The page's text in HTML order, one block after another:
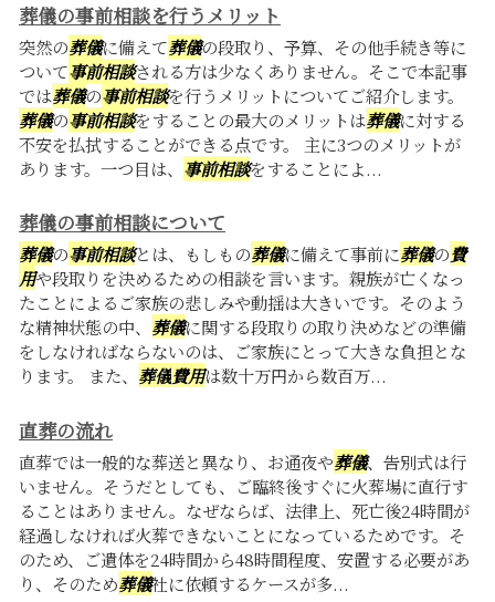
葬儀の事前相談を行うメリット
突然の葬儀に備えて葬儀の段取り、予算、その他手続き等に
ついて事前相談される方は少なくありません。そこで本記事
では葬儀の事前相談を行うメリットについてご紹介します。
葬儀の事前相談をすることの最大のメリットは葬儀に対する
不安を払拭することができる点です。 主に3つのメリットが
あります。一つ目は、 事前相談をすることによ...
葬儀の事前相談について
葬儀の事前相談とは、もしもの葬儀に備えて事前に葬儀の費
用や段取りを決めるための相談を言います。親族が亡くなっ
たことによるご家族の悲しみや動揺は大きいです。そのよう
な精神状態の中、 葬儀に関する段取りの取り決めなどの準備
をしなければならないのは、ご家族にとって大きな負担とな
ります。 また、 葬儀費用は数十万円から数百万...
直葬の流れ
直葬では一般的な葬送と異なり、お通夜や葬儀、告別式は行
いません。そうだとしても、ご臨終後すぐに火葬場に直行す
ることはありません。なぜならば、法律上、死亡後24時間が
経過しなければ火葬できないことになっているためです。そ
のため、ご遺体を24時間から48時間程度、安置する必要があ
り、そのため葬儀社に依頼するケースが多...